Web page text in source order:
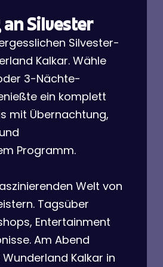
Silvester
Silvester-
Kalkar. Wähle
3-Nächte-
ein komplett
mit Übernachtung,
Programm.
Welt von
Tagsüber
Entertainment
Am Abend
Kalkar in